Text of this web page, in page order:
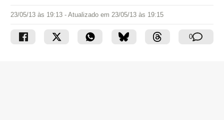
23/05/13 às 19:13 - Atualizado em 23/05/13 às 19:15
0